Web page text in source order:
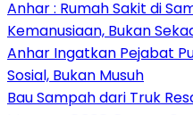
Anhar : Rumah Sakit di
Kemanusiaan, Bukan
Anhar Ingatkan Pejabat
Sosial, Bukan Musuh
Bau Sampah dari Truk